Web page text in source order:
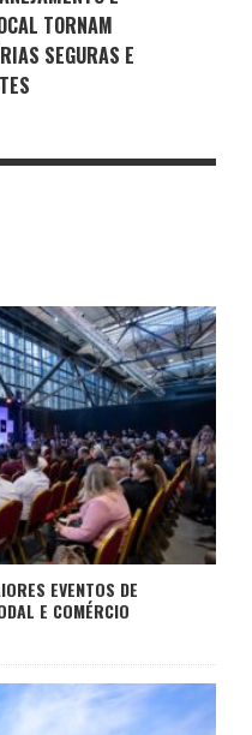
TORNAM
SEGURAS E
EVENTOS DE
E COMÉRCIO